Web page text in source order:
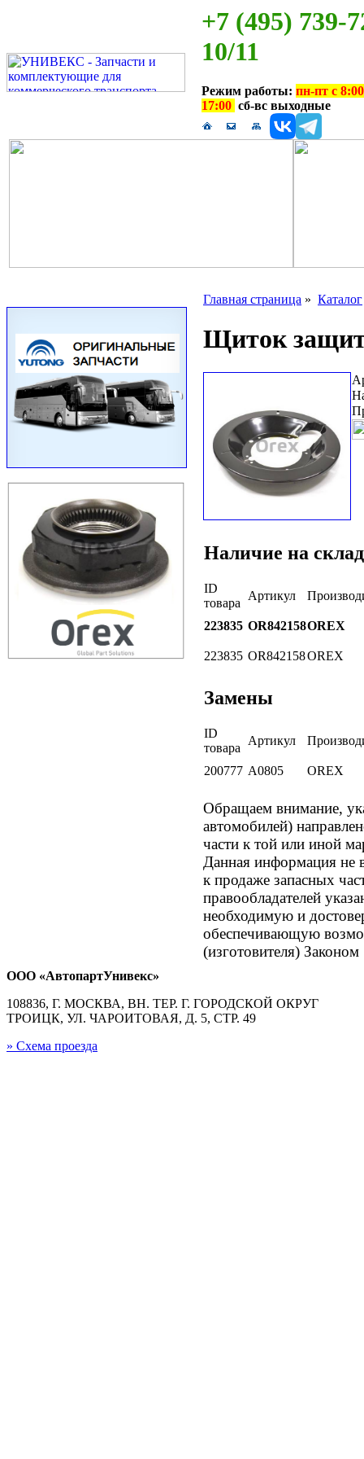
+7 (495) 739-
10/11
Режим работы: пн-пт с
17:00 сб-вс выходные
Главная страница » Каталог
Щиток
Наличие на
ID
товара
Артикул
223835 OR842158OREX
223835 OR842158OREX
Замены
ID
товара
Артикул
200777 A0805 OREX
Обращаем внимание,
автомобилей)
части к той или иной
Данная информация не
к продаже запасных
правообладателей
необходимую и
обеспечивающую
(изготовителя)
ООО «АвтопартУнивекс»
108836, Г. МОСКВА, ВН. ТЕР. Г. ГОРОДСКОЙ ОКРУГ
ТРОИЦК, УЛ. ЧАРОИТОВАЯ, Д. 5, СТР. 49
» Схема проезда